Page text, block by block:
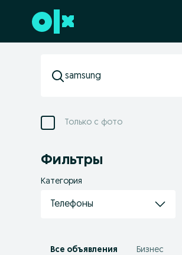
Перейти к нижнему колонтитулу
Только с фото
Фильтры
Категория
Телефоны
Все объявления Бизнес